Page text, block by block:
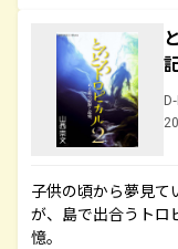
子供の頃から夢見て
が、島で出合うトロ
憶。